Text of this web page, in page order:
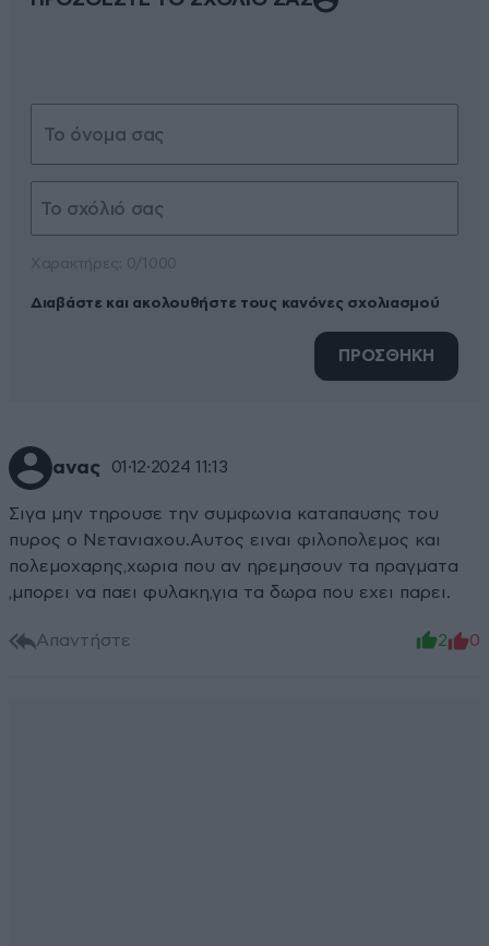
Διαβάστε και ακολουθήστε τους κανόνες σχολιασμού
ΠΡΟΣΘΗΚΗ
ανας 01·12·2024 11:13
Σιγα μην τηρουσε την συμφωνια καταπαυσης του
πυρος ο Νετανιαχου.Αυτος ειναι φιλοπολεμος και
πολεμοχαρης,χωρια που αν ηρεμησουν τα πραγματα
,μπορει να παει φυλακη,για τα δωρα που εχει παρει.
Απαντήστε 2 0